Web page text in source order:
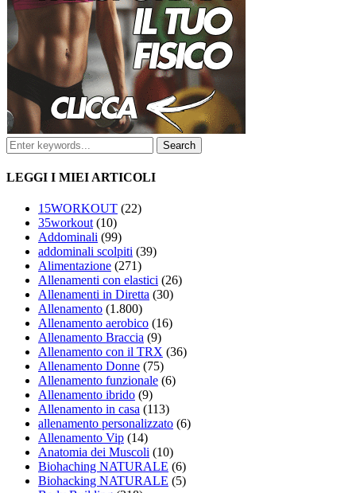
LEGGI I MIEI ARTICOLI
15WORKOUT (22)
35workout (10)
Addominali (99)
addominali scolpiti (39)
Alimentazione (271)
Allenamenti con elastici (26)
Allenamenti in Diretta (30)
Allenamento (1.800)
Allenamento aerobico (16)
Allenamento Braccia (9)
Allenamento con il TRX (36)
Allenamento Donne (75)
Allenamento funzionale (6)
Allenamento ibrido (9)
Allenamento in casa (113)
allenamento personalizzato (6)
Allenamento Vip (14)
Anatomia dei Muscoli (10)
Biohaching NATURALE (6)
Biohacking NATURALE (5)